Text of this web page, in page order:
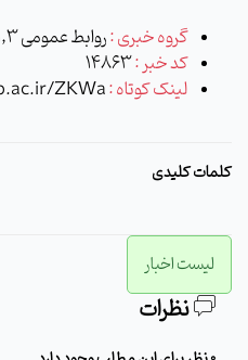
گروه خبری :روابط عمومی 3,معاونت بهداشتی
کد خبر :14863
لینک کوتاه :ZKWa
کلمات کلیدی
لیست اخبار
نظرات